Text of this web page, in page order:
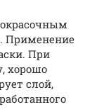
Применение
При
хорошо
слой,